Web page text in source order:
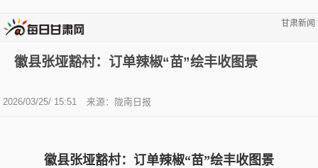
甘肃新闻
徽县张垭豁村：订单辣椒“苗”绘丰收图景
2026/03/25/ 15:51 来源：陇南日报
徽县张垭豁村：订单辣椒“苗”绘丰收图景